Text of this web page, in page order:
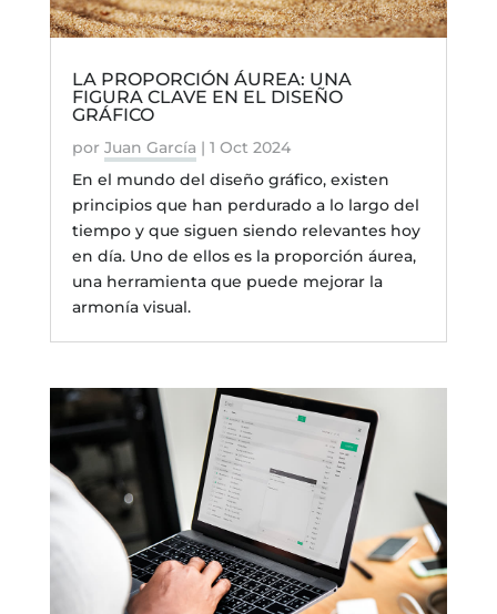
LA PROPORCIÓN ÁUREA: UNA
FIGURA CLAVE EN EL DISEÑO
GRÁFICO
por Juan García | 1 Oct 2024
En el mundo del diseño gráfico, existen
principios que han perdurado a lo largo del
tiempo y que siguen siendo relevantes hoy
en día. Uno de ellos es la proporción áurea,
una herramienta que puede mejorar la
armonía visual.